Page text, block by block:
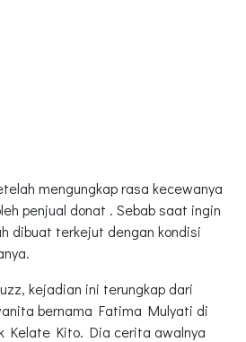
mengungkap rasa kecewanya
penjual donat . Sebab saat ingin
dibuat terkejut dengan kondisi
kejadian ini terungkap dari
bernama Fatima Mulyati di
Kelate Kito. Dia cerita awalnya